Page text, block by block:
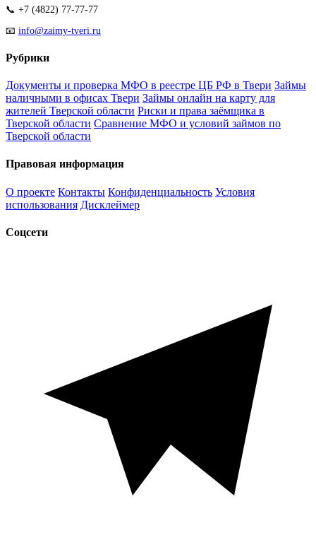
📞 +7 (4822) 77-77-77
📧 info@zaimy-tveri.ru
Рубрики
Документы и проверка МФО в реестре ЦБ РФ в Твери Займы
наличными в офисах Твери Займы онлайн на карту для
жителей Тверской области Риски и права заёмщика в
Тверской области Сравнение МФО и условий займов по
Тверской области
Правовая информация
О проекте Контакты Конфиденциальность Условия
использования Дисклеймер
Соцсети